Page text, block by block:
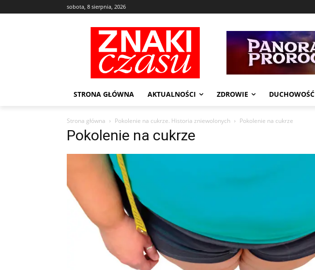
sobota, 8 sierpnia, 2026
STRONA GŁÓWNA AKTUALNOŚCI ZDROWIE DUCHOWOŚĆ
Strona główna Pokolenie na cukrze. Historia zniewolonych Pokolenie na cukrze
Pokolenie na cukrze